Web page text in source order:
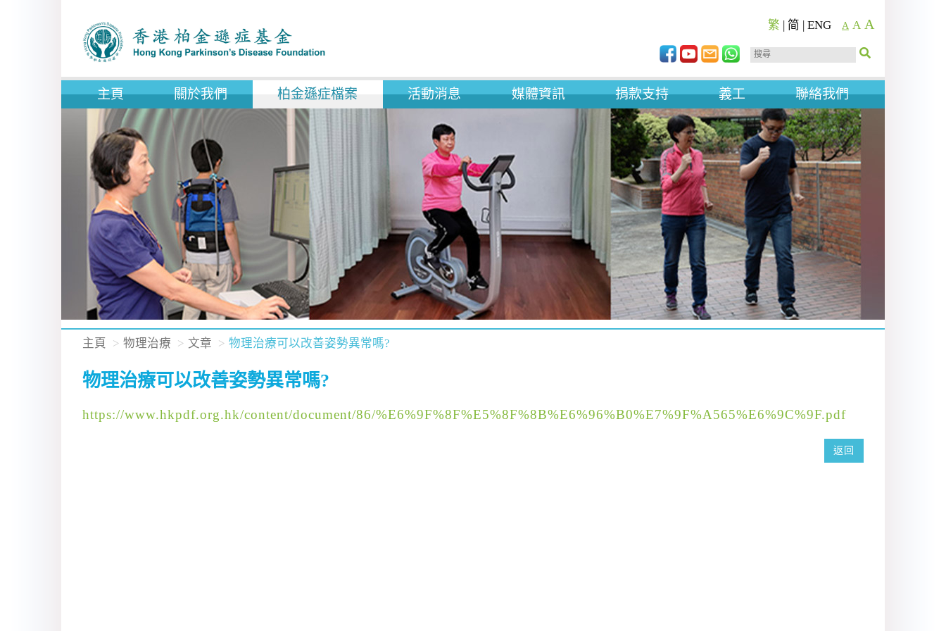
繁 | 简 | ENG A A A
主頁 關於我們 柏金遜症檔案 活動消息 媒體資訊 捐款支持 義工 聯絡我們
主頁 物理治療 文章 物理治療可以改善姿勢異常嗎?
物理治療可以改善姿勢異常嗎?
https://www.hkpdf.org.hk/content/document/86/%E6%9F%8F%E5%8F%8B%E6%96%B0%E7%9F%A565%E6%9C%9F.pdf
返回